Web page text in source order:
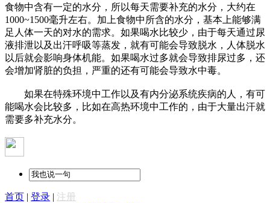
食物中含有一定的水分，所以每天需要补充的水分，大约在
1000~1500毫升左右。加上食物中所含的水分，基本上能够满
足人体一天的对水的需求。如果喝水比较少，由于每天通过尿
液排泄以及出汗呼吸等蒸发，就有可能会导致脱水，人体脱水
以后就会影响身体机能。如果喝水过多就会导致排尿过多，还
会增加肾脏的负担，严重的还有可能会导致水中毒。
如果在特殊环境中工作以及有内分泌系统疾病的人，有可
能喝水会比较多，比如在高热环境中工作的，由于大量出汗就
需要多补充水分。
首页 | 登录 | 注册